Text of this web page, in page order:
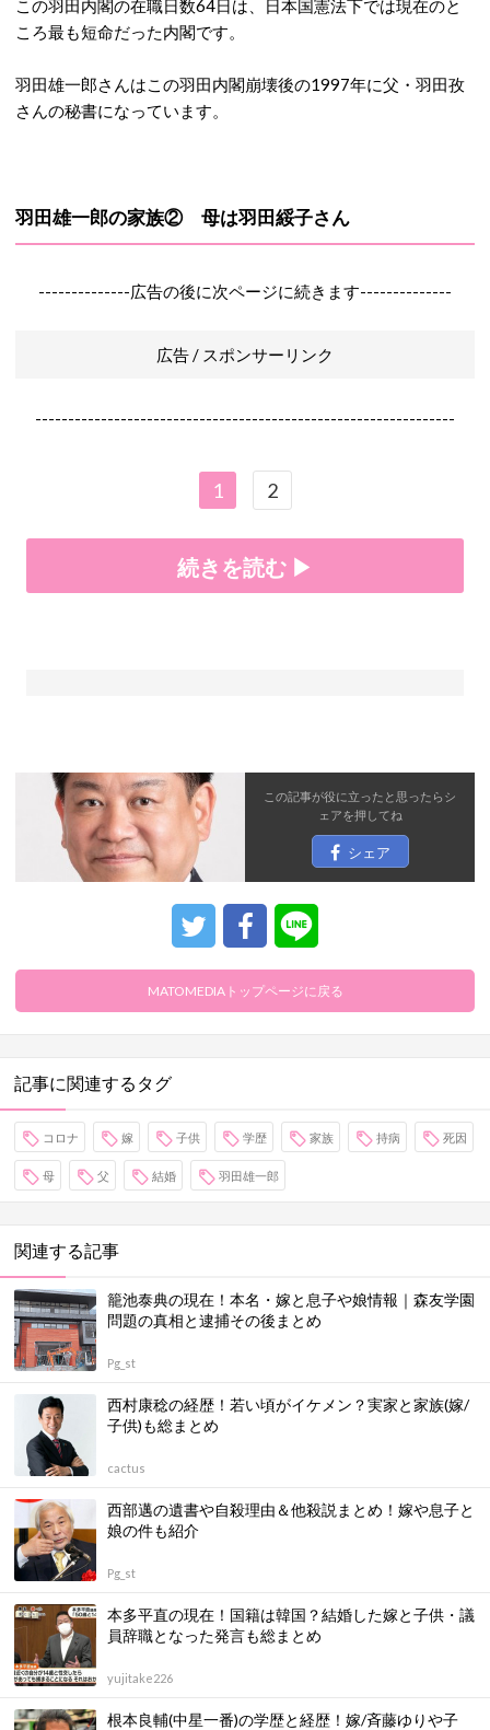
この羽田内閣の在職日数64日は、日本国憲法下では現在のと
ころ最も短命だった内閣です。
羽田雄一郎さんはこの羽田内閣崩壊後の1997年に父・羽田孜
さんの秘書になっています。
羽田雄一郎の家族② 母は羽田綏子さん
--------------広告の後に次ページに続きます--------------
広告 / スポンサーリンク
----------------------------------------------------------------
1 2
続きを読む ▶
この記事が役に立ったと思ったらシ
ェアを押してね
シェア
MATOMEDIAトップページに戻る
記事に関連するタグ
コロナ 嫁 子供 学歴 家族 持病 死因
母 父 結婚 羽田雄一郎
関連する記事
籠池泰典の現在！本名・嫁と息子や娘情報｜森友学園
問題の真相と逮捕その後まとめ
Pg_st
西村康稔の経歴！若い頃がイケメン？実家と家族(嫁/
子供)も総まとめ
cactus
西部邁の遺書や自殺理由＆他殺説まとめ！嫁や息子と
娘の件も紹介
Pg_st
本多平直の現在！国籍は韓国？結婚した嫁と子供・議
員辞職となった発言も総まとめ
yujitake226
根本良輔(中星一番)の学歴と経歴！嫁/斉藤ゆりや子